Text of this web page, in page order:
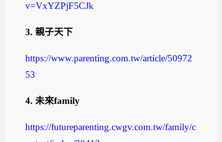
v=VxYZPjF5CJk
3.親子天下
https://www.parenting.com.tw/article/50972
53
4.未來family
https://futureparenting.cwgv.com.tw/family/c